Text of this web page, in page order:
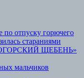
по отпуску горючего
стараниями
ЩЕБЕНЬ»
мальчиков